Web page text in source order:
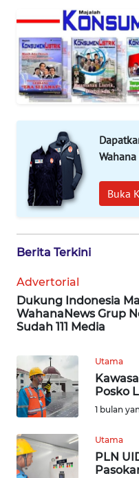
Buka
Berita Terkini
Advertorial
Dukung Indonesia
WahanaNews Grup
Sudah 111 Media
Utama
Posko
1 bulan
Utama
PLN
INFO
IKLAN
TENTANG
PEDOMAN
MEDIA
SIBER
REDAKSI
KARIR
DISCLAIMER
Wahana
News
WN
SUMUT
WN
JAKARTA